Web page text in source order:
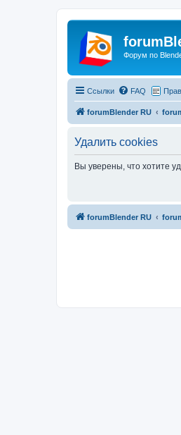
Форум по
Ссылки FAQ
forumBlender RU
Удалить cookies
Вы уверены, что хотите
forumBlender RU